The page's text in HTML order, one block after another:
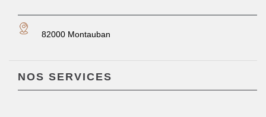
82000 Montauban
NOS SERVICES